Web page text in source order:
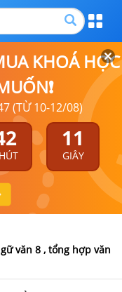
KHOÁ HỌC
(TỪ 10-12/08)
10
GIÂY
văn 8 , tổng hợp văn